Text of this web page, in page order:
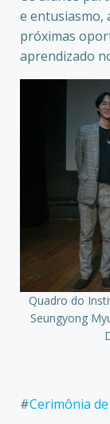
e entusiasmo,
próximas
aprendizado
Quadro do
Seungyong
#Cerimônia